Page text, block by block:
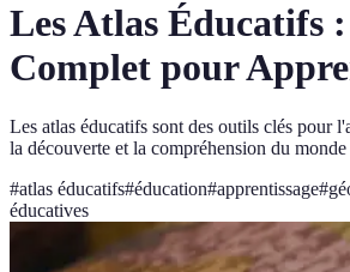
Les Atlas Éducatifs
Complet pour
Les atlas éducatifs sont des outils clés pour
la découverte et la compréhension du
#atlas éducatifs#éducation#apprentissage#
éducatives